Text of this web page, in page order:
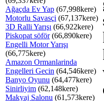
Ağaçda Ev Yap (67,998kere)
Motorlu Savasçi (67,137kere)
3D Ralli Yarışı (66,922kere)
Piskopat söför(66,890kere)
Engelli Motor Yarışı
(66,775kere)
Amazon Ormanlarinda
Engelleri Gecin (64,546kere)
Banyo Oyunu (64,477kere)
Sinirliyim (62,148kere)
Makyaj Salonu (61,573kere)